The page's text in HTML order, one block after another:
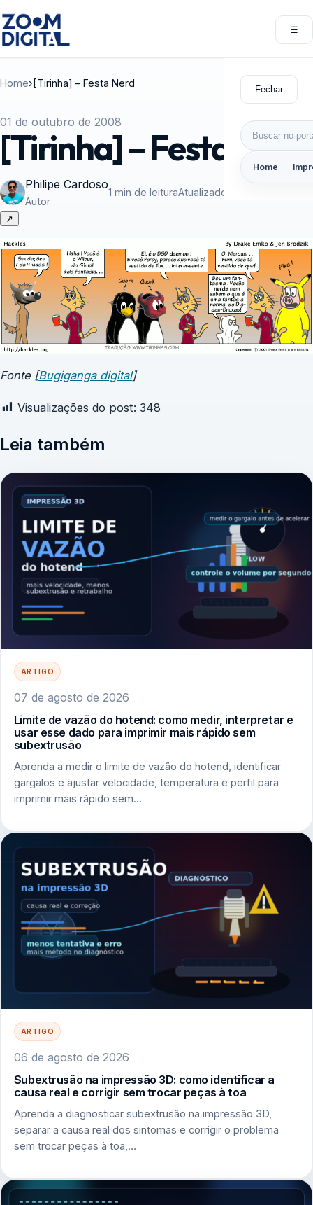
☰
Fechar
Buscar por:
Home
Home› [Tirinha] – Festa Nerd
01 de outubro de 2008
[Tirinha] – Festa Nerd
Philipe Cardoso
Autor
1 min de leituraAtualizado em 01/10/2008
↗
Fonte [Bugiganga digital]
Visualizações do post: 348
Leia também
ARTIGO
07 de agosto de 2026
Limite de vazão do hotend: como medir, interpretar e
usar esse dado para imprimir mais rápido sem
subextrusão
Aprenda a medir o limite de vazão do hotend, identificar
gargalos e ajustar velocidade, temperatura e perfil para
imprimir mais rápido sem…
ARTIGO
06 de agosto de 2026
Subextrusão na impressão 3D: como identificar a
causa real e corrigir sem trocar peças à toa
Aprenda a diagnosticar subextrusão na impressão 3D,
separar a causa real dos sintomas e corrigir o problema
sem trocar peças à toa,…